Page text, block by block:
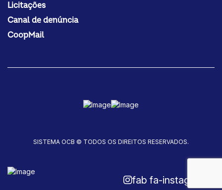
Licitações
Canal de denúncia
CoopMail
SISTEMA OCB © TODOS OS DIREITOS RESERVADOS.
fab fa-instagram